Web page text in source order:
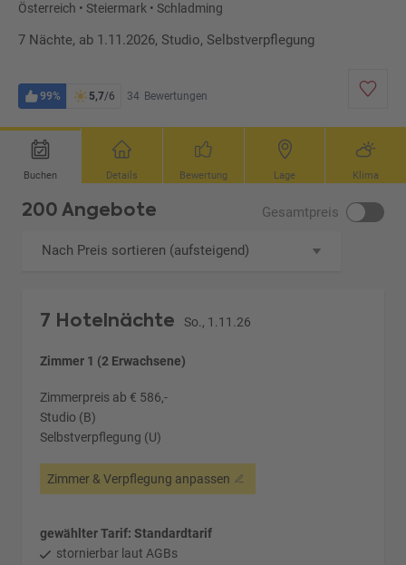
Österreich • Steiermark • Schladming
7 Nächte, ab 1.11.2026, Studio, Selbstverpflegung
99% 5,7/6 34 Bewertungen
Buchen Details Bewertung Lage Klima
200 Angebote Gesamtpreis
Nach Preis sortieren (aufsteigend)
7 Hotelnächte So., 1.11.26
Zimmer 1 (2 Erwachsene)
Zimmerpreis ab € 586,-
Studio (B)
Selbstverpflegung (U)
Zimmer & Verpflegung anpassen
gewählter Tarif: Standardtarif
stornierbar laut AGBs